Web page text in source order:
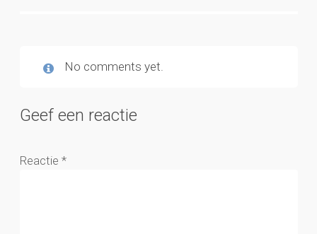
No comments yet.
Geef een reactie
Reactie *